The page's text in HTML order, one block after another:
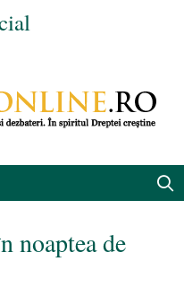
noaptea de